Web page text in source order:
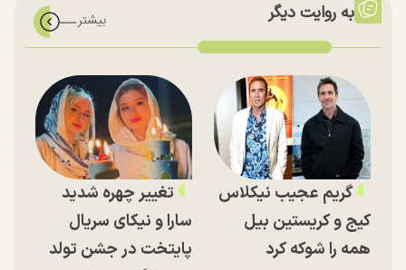
به روایت دیگر
گریم عجیب نیکلاس
کیج و کریستین بیل
همه را شوکه کرد
تغییر چهره شدید
سارا و نیکای سریال
پایتخت در جشن تولد